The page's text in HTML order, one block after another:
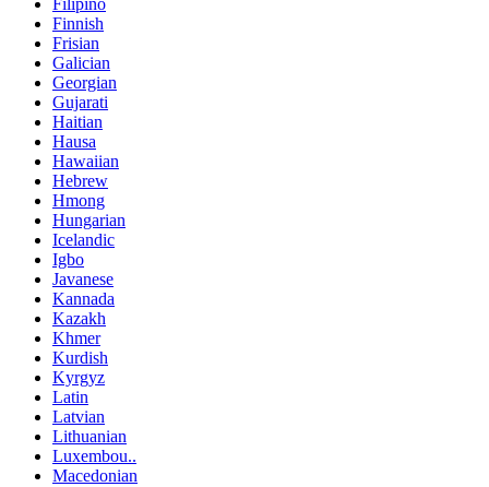
Filipino
Finnish
Frisian
Galician
Georgian
Gujarati
Haitian
Hausa
Hawaiian
Hebrew
Hmong
Hungarian
Icelandic
Igbo
Javanese
Kannada
Kazakh
Khmer
Kurdish
Kyrgyz
Latin
Latvian
Lithuanian
Luxembou..
Macedonian